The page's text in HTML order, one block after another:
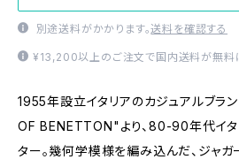
別途送料がかかります。送料を確認する
¥13,200以上のご注文で国内送料が無料
1955年設立イタリアのカジュアルブラ
OF BENETTON"より、80-90年代イタ
ター。幾何学模様を編み込んだ、ジャガ